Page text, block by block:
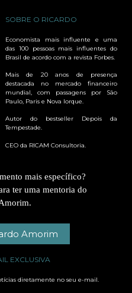
SOBRE O RICARDO
Economista mais influente e uma
das 100 pessoas mais influentes do
Brasil de acordo com a revista Forbes.
Mais de 20 anos de presença
destacada no mercado financeiro
mundial, com passagens por São
Paulo, Paris e Nova Iorque.
Autor do bestseller Depois da
Tempestade.
CEO da RICAM Consultoria.
mais específico?
ter uma mentoria do
Amorim
EXCLUSIVA
diretamente no seu e-mail.